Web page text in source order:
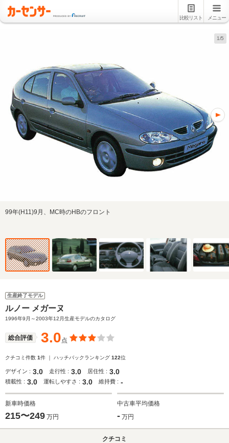
比較リスト メニュー
1/5
99年(H11)9月、MC時のHBのフロント
生産終了モデル
ルノー メガーヌ
1996年9月～2003年12月生産モデルのカタログ
総合評価 3.0点
クチコミ件数 1件 ｜ ハッチバックランキング 122位
デザイン : 3.0 走行性 : 3.0 居住性 : 3.0
積載性 : 3.0 運転しやすさ : 3.0 維持費 : -
新車時価格
215〜249 万円
中古車平均価格
- 万円
クチコミ